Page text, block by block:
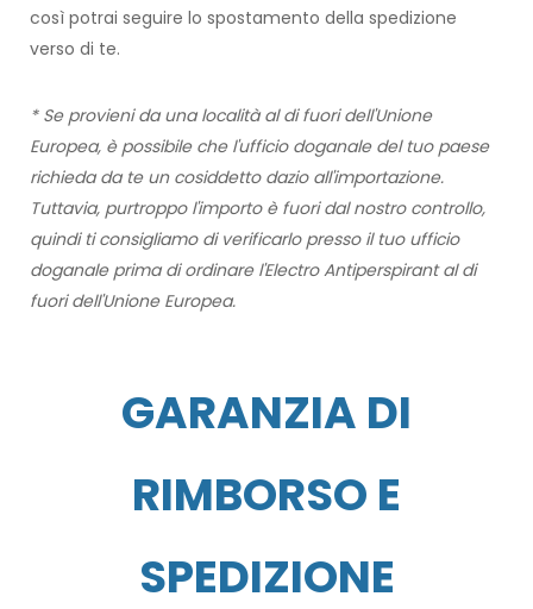
così potrai seguire lo spostamento della spedizione
verso di te.
* Se provieni da una località al di fuori dell'Unione
Europea, è possibile che l'ufficio doganale del tuo paese
richieda da te un cosiddetto dazio all'importazione.
Tuttavia, purtroppo l'importo è fuori dal nostro controllo,
quindi ti consigliamo di verificarlo presso il tuo ufficio
doganale prima di ordinare l'Electro Antiperspirant al di
fuori dell'Unione Europea.
GARANZIA DI
RIMBORSO E
SPEDIZIONE